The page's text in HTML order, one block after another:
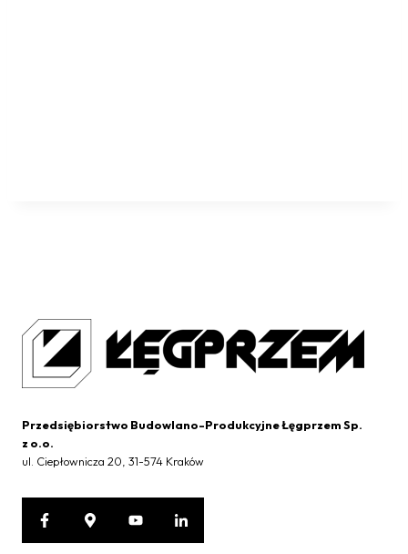
Przedsiębiorstwo Budowlano-Produkcyjne Łęgprzem Sp.
z o.o.
ul. Ciepłownicza 20, 31-574 Kraków